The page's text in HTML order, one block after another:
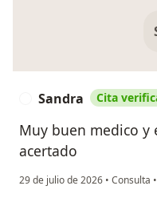
Sandra Cita
Muy buen medico y
acertado
29 de julio de 2026 • Consulta •